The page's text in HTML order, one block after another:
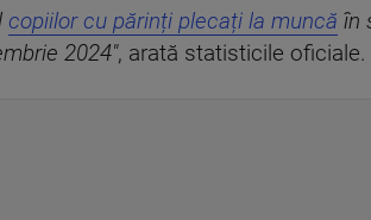
copiilor cu părinți plecați la muncă în
2024", arată statisticile oficiale.